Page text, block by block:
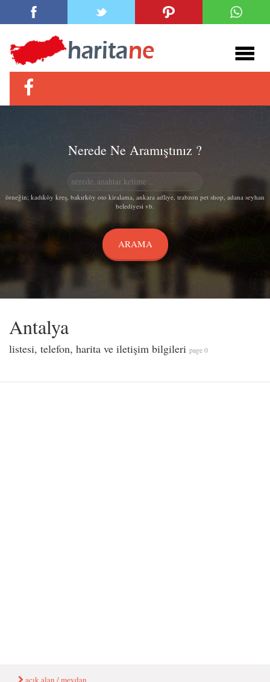
Nerede Ne Aramıştınız ?
örneğin; kadıköy kreş, bakırköy oto kiralama, ankara adliye, trabzon pet shop, adana seyhan
belediyesi vb.
Antalya
listesi, telefon, harita ve iletişim bilgileri page 0
açık alan / meydan